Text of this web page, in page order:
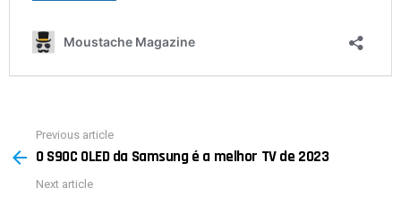
more
Previous article
O S90C OLED da Samsung é a melhor TV de 2023
Next article